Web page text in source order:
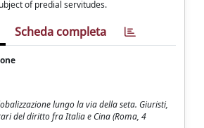
of predial servitudes.
Scheda completa
lungo la via della seta. Giuristi,
del diritto fra Italia e Cina (Roma, 4